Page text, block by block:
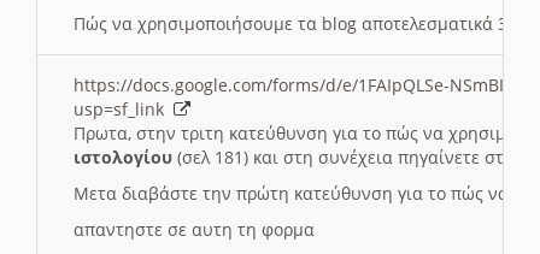
Πώς να χρησιμοποιήσουμε τα blog αποτελεσματικά 3
https://docs.google.com/forms/d/e/1FAIpQLSe-NSmBI-
usp=sf_link
Πρωτα, στην τριτη κατεύθυνση για το πώς να
ιστολογίου (σελ 181) και στη συνέχεια πηγαίνετε στο
Μετα διαβάστε την πρώτη κατεύθυνση για το πώς να
απαντηστε σε αυτη τη φορμα